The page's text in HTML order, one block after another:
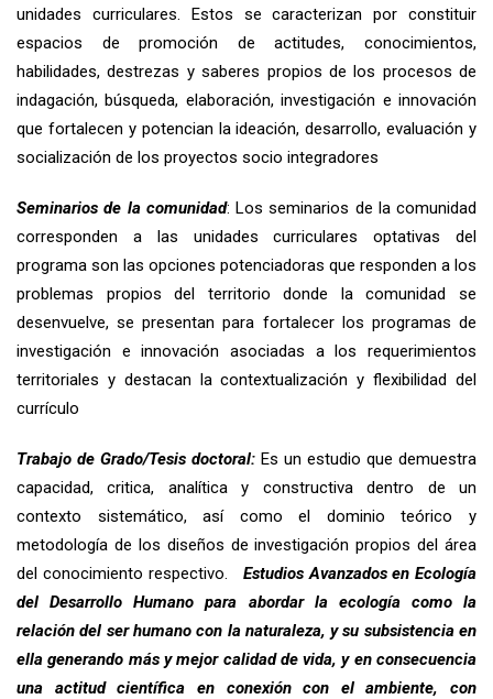
unidades curriculares. Estos se caracterizan por constituir
espacios de promoción de actitudes, conocimientos,
habilidades, destrezas y saberes propios de los procesos de
indagación, búsqueda, elaboración, investigación e innovación
que fortalecen y potencian la ideación, desarrollo, evaluación y
socialización de los proyectos socio integradores
Seminarios de la comunidad: Los seminarios de la comunidad
corresponden a las unidades curriculares optativas del
programa son las opciones potenciadoras que responden a los
problemas propios del territorio donde la comunidad se
desenvuelve, se presentan para fortalecer los programas de
investigación e innovación asociadas a los requerimientos
territoriales y destacan la contextualización y flexibilidad del
currículo
Trabajo de Grado/Tesis doctoral: Es un estudio que demuestra
capacidad, critica, analítica y constructiva dentro de un
contexto sistemático, así como el dominio teórico y
metodología de los diseños de investigación propios del área
del conocimiento respectivo.
Estudios Avanzados en Ecología
del Desarrollo Humano para abordar la ecología como la
relación del ser humano con la naturaleza, y su subsistencia en
ella generando más y mejor calidad de vida, y en consecuencia
una actitud científica en conexión con el ambiente, con